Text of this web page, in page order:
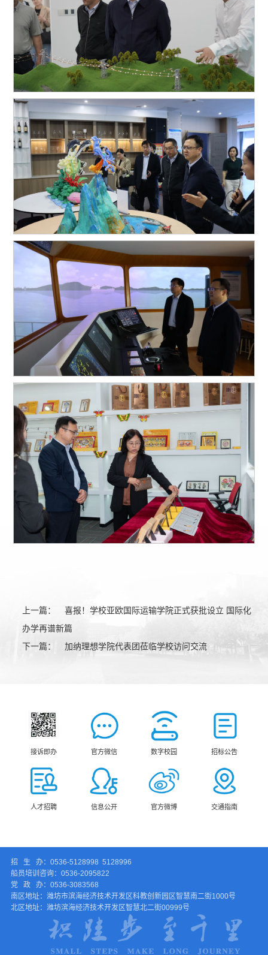
上一篇：
喜报！学校亚欧国际运输学院正式获批设立 国际化
办学再谱新篇
下一篇：
加纳理想学院代表团莅临学校访问交流
接诉即办 官方微信 数字校园 招标公告
人才招聘 信息公开 官方微博 交通指南
招 生 办：0536-5128998 5128996
船员培训咨询：0536-2095822
党 政 办：0536-3083568
南区地址：潍坊市滨海经济技术开发区科教创新园区智慧南二街1000号
北区地址：潍坊滨海经济技术开发区智慧北二街00999号